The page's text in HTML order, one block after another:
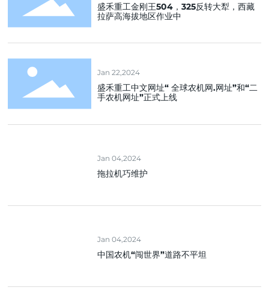
盛禾重工金刚王504，325反转大犁，西藏
拉萨高海拔地区作业中
Jan 22,2024
盛禾重工中文网址“ 全球农机网.网址”和“二
手农机网址”正式上线
Jan 04,2024
拖拉机巧维护
Jan 04,2024
中国农机“闯世界”道路不平坦